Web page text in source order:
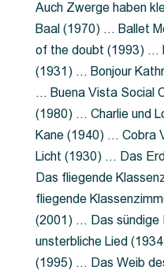
Auch Zwerge haben
Baal (1970) … Ballet
of the doubt (1993) …
(1931) … Bonjour
… Buena Vista Social
(1980) … Charlie und
Kane (1940) … Cobra
Licht (1930) … Das
Das fliegende
fliegende
(2001) … Das
unsterbliche Lied
(1995) … Das Weib